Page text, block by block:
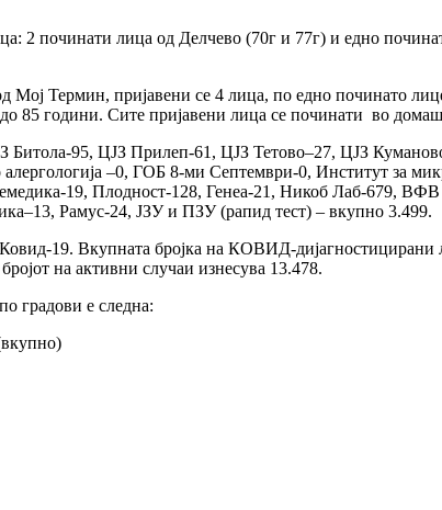
2 починати лица од Делчево (70г и 77г) и едно
Термин, пријавени се 4 лица, по едно починато
85 години. Сите пријавени лица се починати во
Битола-95, ЦЈЗ Прилеп-61, ЦЈЗ Тетово–27, ЦЈЗ
–0, ГОБ 8-ми Септември-0, Институт за
19, Плодност-128, Генеа-21, Никоб Лаб-679,
Рамус-24, ЈЗУ и ПЗУ (рапид тест) – вкупно 3.499.
19. Вкупната бројка на КОВИД-дијагностицирани
на активни случаи изнесува 13.478.
градови е следна: